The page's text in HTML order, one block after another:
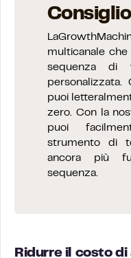
multicanale
sequenza di
puoi
zero. Con la
puoi
strumento di
ancora più
sequenza.
Ridurre il costo